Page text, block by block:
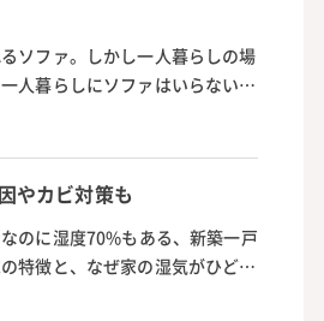
ソファ。しかし一人暮らしの場
人暮らしにソファはいらない、
やカビ対策も
のに湿度70%もある、新築一戸
特徴と、なぜ家の湿気がひどい